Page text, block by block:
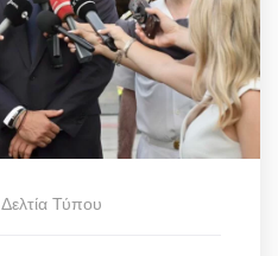
Δελτία Τύπου